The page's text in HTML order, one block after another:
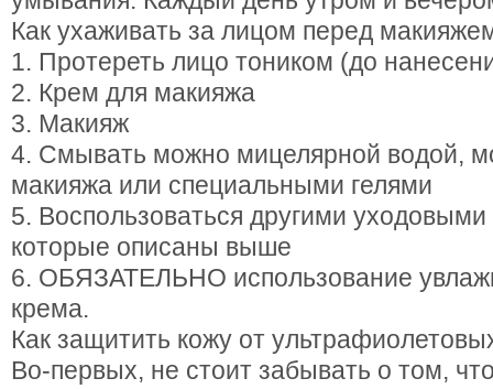
Как ухаживать за лицом перед
1. Протереть лицо тоником (до
2. Крем для макияжа
3. Макияж
4. Смывать можно мицелярной водой,
макияжа или специальными гелями
5. Воспользоваться другими
которые описаны выше
6. ОБЯЗАТЕЛЬНО использование
крема.
Как защитить кожу от
Во-первых, не стоит забывать о том,